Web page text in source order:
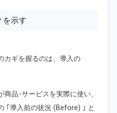
を示す
カギを握るのは、導入の
品･サービスを実際に使い、
｢導入前の状況 (Before) ｣ と